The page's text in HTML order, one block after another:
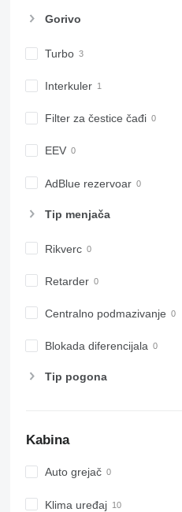
Gorivo
Turbo
Interkuler
Filter za čestice čađi
EEV
AdBlue rezervoar
Tip menjača
Rikverc
Retarder
Centralno podmazivanje
Blokada diferencijala
Tip pogona
Kabina
Auto grejač
Klima uređaj